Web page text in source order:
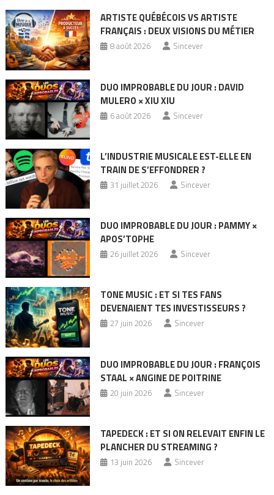
ARTISTE QUÉBÉCOIS VS ARTISTE
FRANÇAIS : DEUX VISIONS DU MÉTIER
8 août 2026 Sincever
DUO IMPROBABLE DU JOUR : DAVID
MULERO × XIU XIU
6 août 2026 Sincever
L’INDUSTRIE MUSICALE EST-ELLE EN
TRAIN DE S’EFFONDRER ?
31 juillet 2026 Sincever
DUO IMPROBABLE DU JOUR : PAMMY ×
APOS’TOPHE
26 juillet 2026 Sincever
TONE MUSIC : ET SI TES FANS
DEVENAIENT TES INVESTISSEURS ?
27 juin 2026 Sincever
DUO IMPROBABLE DU JOUR : FRANÇOIS
STAAL × ANGINE DE POITRINE
20 juin 2026 Sincever
TAPEDECK : ET SI ON RELEVAIT ENFIN LE
PLANCHER DU STREAMING ?
13 juin 2026 Sincever